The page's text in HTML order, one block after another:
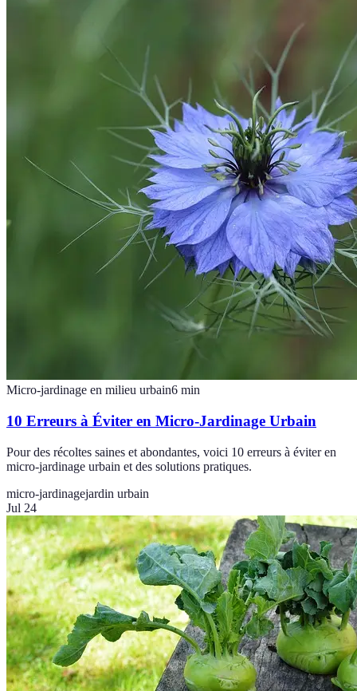
Micro-jardinage en milieu urbain6 min
10 Erreurs à Éviter en Micro-Jardinage Urbain
Pour des récoltes saines et abondantes, voici 10 erreurs à éviter en
micro-jardinage urbain et des solutions pratiques.
micro-jardinagejardin urbain
Jul 24